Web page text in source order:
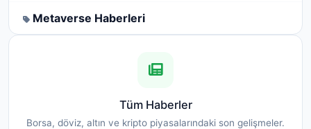
Metaverse Haberleri
Tüm Haberler
Borsa, döviz, altın ve kripto piyasalarındaki son gelişmeler.